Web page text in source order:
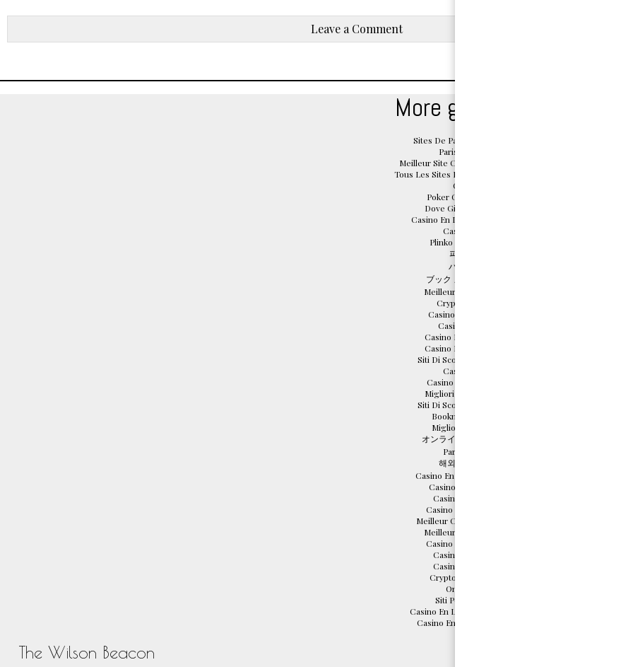
Leave a Comment
More great reads
Sites De Paris Sportifs Belgique
Paris Sportif Belge
Meilleur Site Casino En Ligne Belgique
Tous Les Sites De Paris Sportifs Belgique
Casino App
Poker Online Migliori Siti
Dove Giocare Crazy Time
Casino En Ligne Sans Document
Casino En Ligne
Plinko Argent Réel Avis
파워볼사이트
バカラ カジノ
ブック メーカー おすすめ
Meilleurs Casino En Ligne
Crypto Scommesse
Casino En Ligne Cresus
Casino Sans Depot
Casino Bonus Sans Depot
Casino Bonus Sans Depot
Siti Di Scommesse Non Aams
Casino En Ligne
Casino Italiani Non Aams
Migliori Casino Non Aams
Siti Di Scommesse Non Aams
Bookmaker Non Aams
Migliori Casino Online
オンライン カジノ 仮想通貨
Parier En Crypto
해외 카지노 사이트
Casino En Ligne Français 2026
Casino En Ligne France
Casino En Ligne 2026
Casino En Ligne Français
Meilleur Casino En Ligne 2026
Meilleurs Casino En Ligne
Casino En Ligne Français
Casino Online France
Casino Online France
Crypto Casino Malaysia
Online Casinos
Siti Poker Non Aams
Casino En Ligne Sans Vérification
Casino En Ligne France Légal
The Wilson Beacon